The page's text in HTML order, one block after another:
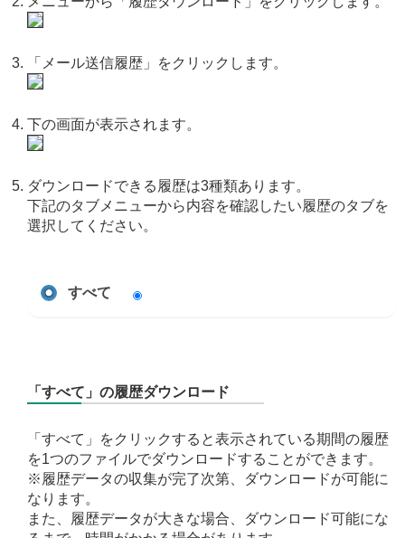
「メール送信履歴」をクリックします。
下の画面が表示されます。
ダウンロードできる履歴は3種類あります。
下記のタブメニューから内容を確認したい履歴のタブを
選択してください。
すべて
「すべて」の履歴ダウンロード
「すべて」をクリックすると表示されている期間の履歴
を1つのファイルでダウンロードすることができます。
※履歴データの収集が完了次第、ダウンロードが可能に
なります。
また、履歴データが大きな場合、ダウンロード可能にな